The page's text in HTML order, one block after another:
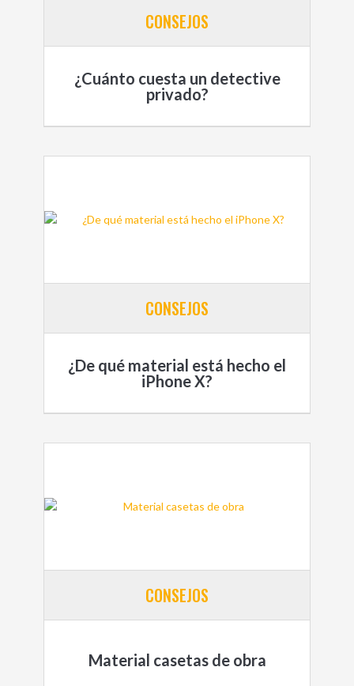
CONSEJOS
¿Cuánto cuesta un detective
privado?
CONSEJOS
¿De qué material está hecho el
iPhone X?
CONSEJOS
Material casetas de obra